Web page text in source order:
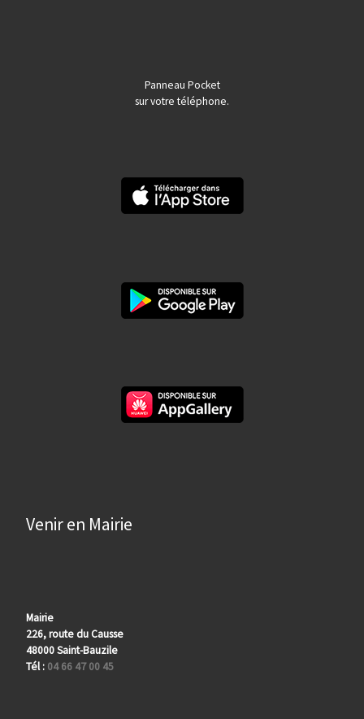
Panneau Pocket
sur votre téléphone.
Venir en Mairie
Mairie
226, route du Causse
48000 Saint-Bauzile
Tél : 04 66 47 00 45